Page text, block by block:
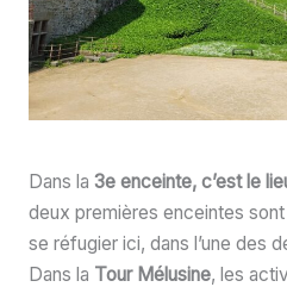
Dans la 3e enceinte, c’est le
deux premières enceintes
se réfugier ici, dans l’une des
Dans la Tour Mélusine, les